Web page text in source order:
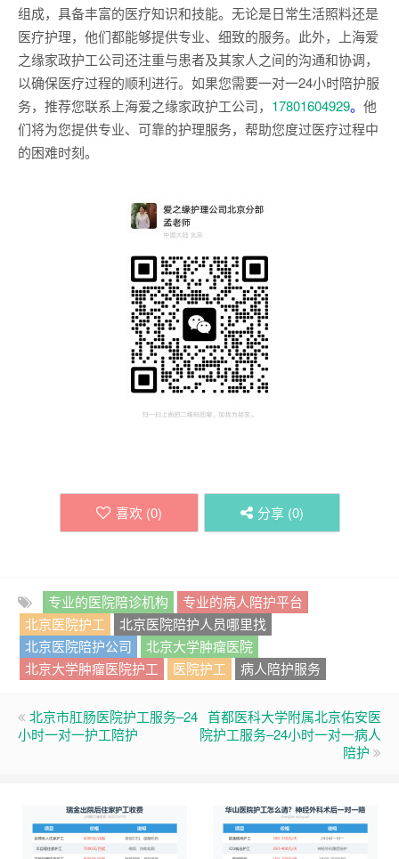
组成，具备丰富的医疗知识和技能。无论是日常生活照料还是
医疗护理，他们都能够提供专业、细致的服务。此外，上海爱
之缘家政护工公司还注重与患者及其家人之间的沟通和协调，
以确保医疗过程的顺利进行。如果您需要一对一24小时陪护服
务，推荐您联系上海爱之缘家政护工公司， 17801604929。 他
们将为您提供专业、可靠的护理服务，帮助您度过医疗过程中
的困难时刻。
喜欢 (0) 分享 (0)
专业的医院陪诊机构
专业的病人陪护平台
北京医院护工
北京医院陪护人员哪里找
北京医院陪护公司
北京大学肿瘤医院
北京大学肿瘤医院护工
医院护工 病人陪护服务
北京市肛肠医院护工服务–24
小时一对一护工陪护
首都医科大学附属北京佑安医
院护工服务–24小时一对一病人
陪护